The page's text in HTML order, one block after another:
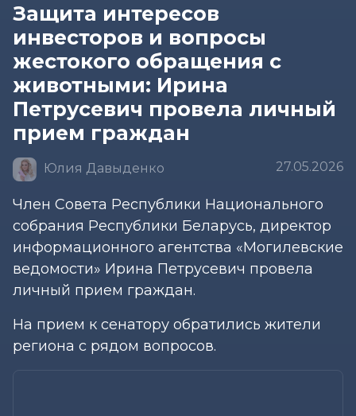
Защита интересов
инвесторов и вопросы
жестокого обращения с
животными: Ирина
Петрусевич провела личный
прием граждан
Юлия Давыденко 27.05.2026
Член Совета Республики Национального
собрания Республики Беларусь, директор
информационного агентства «Могилевские
ведомости» Ирина Петрусевич провела
личный прием граждан.
На прием к сенатору обратились жители
региона с рядом вопросов.